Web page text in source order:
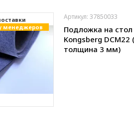
менеджеров
Артикул: 37850033
Подложка на стол
Kongsberg DCM22
толщина 3 мм)